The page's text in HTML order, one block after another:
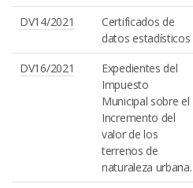
DV14/2021
Certificados de
datos estadísticos
DV16/2021
Expedientes del
Impuesto
Municipal sobre el
Incremento del
valor de los
terrenos de
naturaleza urbana.